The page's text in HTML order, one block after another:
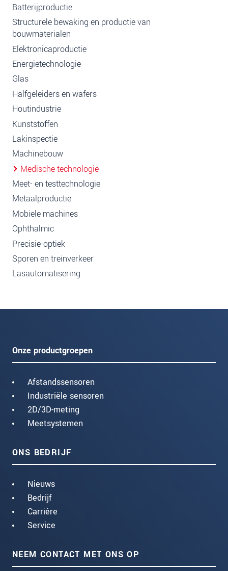
Batterijproductie
Structurele bewaking en productie van
bouwmaterialen
Elektronicaproductie
Energietechnologie
Glas
Halfgeleiders en wafers
Houtindustrie
Kunststoffen
Lakinspectie
Machinebouw
Medische technologie
Meet- en testtechnologie
Metaalproductie
Mobiele machines
Ophthalmic
Precisie-optiek
Sporen en treinverkeer
Lasautomatisering
Onze productgroepen
Afstandssensoren
Industriële sensoren
2D/3D-meting
Meetsystemen
ONS BEDRIJF
Nieuws
Bedrijf
Carrière
Service
NEEM CONTACT MET ONS OP